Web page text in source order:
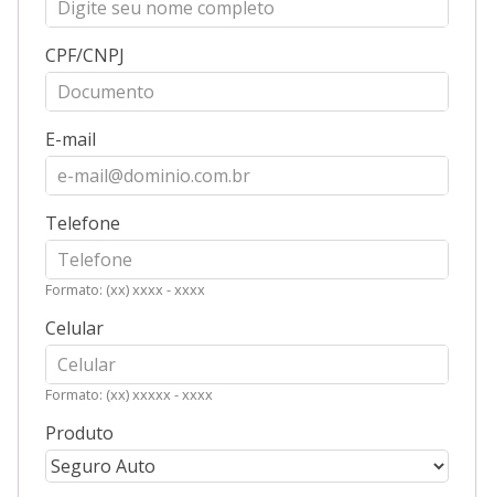
CPF/CNPJ
E-mail
Telefone
Formato: (xx) xxxx - xxxx
Celular
Formato: (xx) xxxxx - xxxx
Produto